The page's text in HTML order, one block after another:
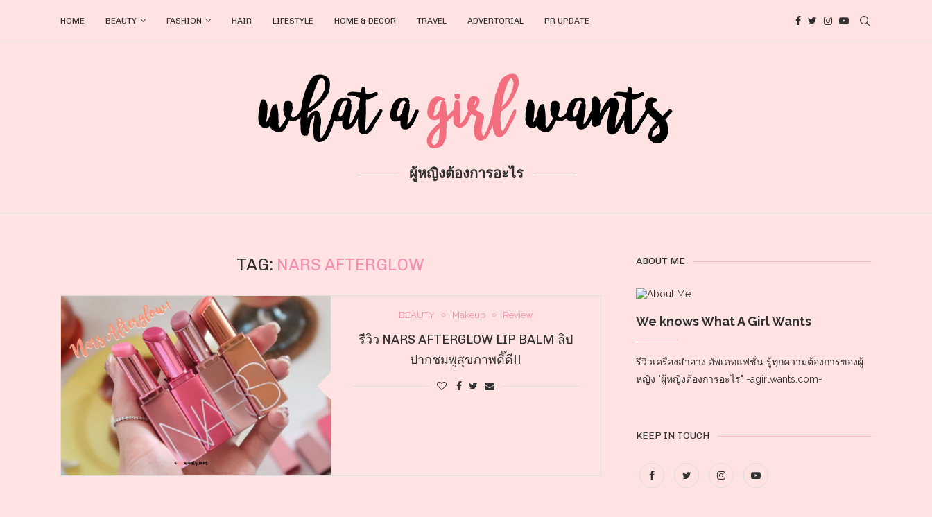
HOME BEAUTY FASHION HAIR LIFESTYLE HOME & DECOR TRAVEL ADVERTORIAL PR UPDATE
ผู้หญิงต้องการอะไร
TAG: NARS AFTERGLOW
BEAUTY Makeup Review
รีวิว NARS AFTERGLOW LIP BALM ลิป
ปากชมพูสุขภาพดี๊ดี!!
ABOUT ME
We knows What A Girl Wants
รีวิวเครื่องสำอาง อัพเดทแฟชั่น รู้ทุกความต้องการของผู้
หญิง "ผู้หญิงต้องการอะไร" -agirlwants.com-
KEEP IN TOUCH